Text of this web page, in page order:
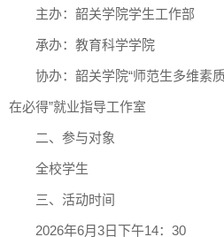
主办：韶关学院学生工作部
承办：教育科学学院
协办：韶关学院“师范生多维素
在必得”就业指导工作室
二、参与对象
全校学生
三、活动时间
2026年6月3日下午14：30